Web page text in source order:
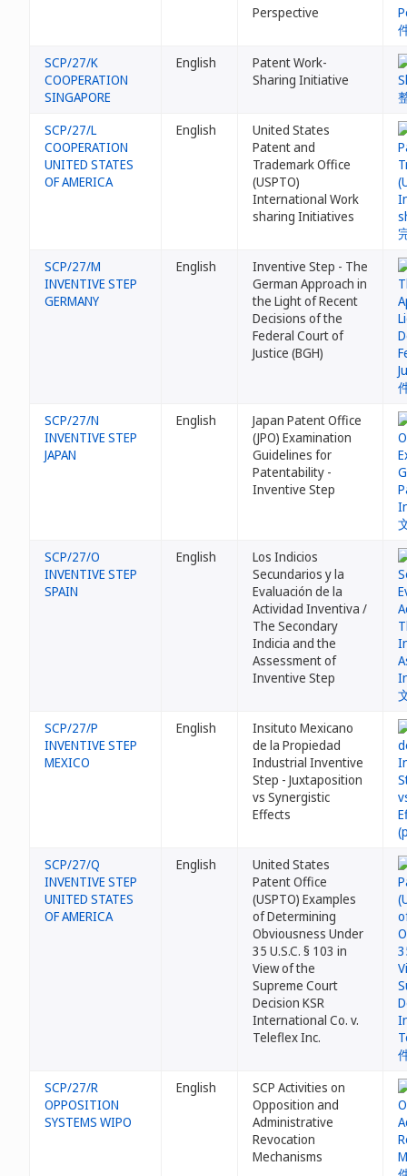
Perspective
SCP/27/K
COOPERATION
SINGAPORE
English
Patent Work-
Sharing Initiative
SCP/27/L
COOPERATION
UNITED STATES
OF AMERICA
English
United States
Patent and
Trademark Office
(USPTO)
International Work
sharing Initiatives
SCP/27/M
INVENTIVE STEP
GERMANY
English
Inventive Step - The
German Approach in
the Light of Recent
Decisions of the
Federal Court of
Justice (BGH)
SCP/27/N
INVENTIVE STEP
JAPAN
English
Japan Patent Office
(JPO) Examination
Guidelines for
Patentability -
Inventive Step
SCP/27/O
INVENTIVE STEP
SPAIN
English
Los Indicios
Secundarios y la
Evaluación de la
Actividad Inventiva /
The Secondary
Indicia and the
Assessment of
Inventive Step
SCP/27/P
INVENTIVE STEP
MEXICO
English
Insituto Mexicano
de la Propiedad
Industrial Inventive
Step - Juxtaposition
vs Synergistic
Effects
SCP/27/Q
INVENTIVE STEP
UNITED STATES
OF AMERICA
English
United States
Patent Office
(USPTO) Examples
of Determining
Obviousness Under
35 U.S.C. § 103 in
View of the
Supreme Court
Decision KSR
International Co. v.
Teleflex Inc.
SCP/27/R
OPPOSITION
SYSTEMS WIPO
English
SCP Activities on
Opposition and
Administrative
Revocation
Mechanisms